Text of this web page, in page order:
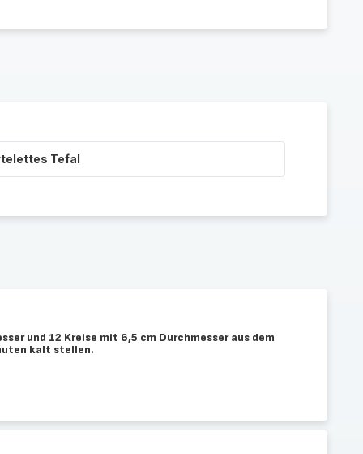
Tefal
und 12 Kreise mit 6,5 cm Durchmesser aus dem
kalt stellen.